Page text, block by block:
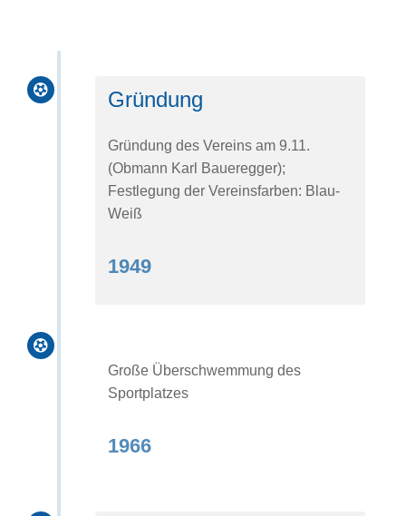
 Gründung
Gründung des Vereins am 9.11.
(Obmann Karl Baueregger);
Festlegung der Vereinsfarben: Blau-
Weiß
1949

Große Überschwemmung des
Sportplatzes
1966